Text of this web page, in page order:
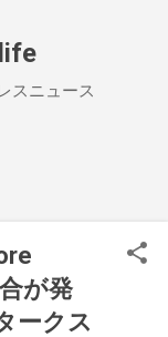
スニュース
が発
ークス